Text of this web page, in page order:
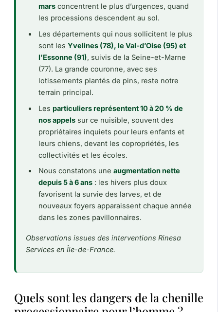
mars concentrent le plus d’urgences, quand
les processions descendent au sol.
Les départements qui nous sollicitent le plus
sont lesYvelines (78), le Val-d’Oise (95) et
l’Essonne (91), suivis de la Seine-et-Marne
(77). La grande couronne, avec ses
lotissements plantés de pins, reste notre
terrain principal.
Les particuliers représentent 10 à 20 % de
nos appels sur ce nuisible, souvent des
propriétaires inquiets pour leurs enfants et
leurs chiens, devant les copropriétés, les
collectivités et les écoles.
Nous constatons uneaugmentation nette
depuis 5 à 6 ans : les hivers plus doux
favorisent la survie des larves, et de
nouveaux foyers apparaissent chaque année
dans les zones pavillonnaires.
Observations issues des interventions Rinesa
Services en Île-de-France.
Quels sont les dangers de la chenille